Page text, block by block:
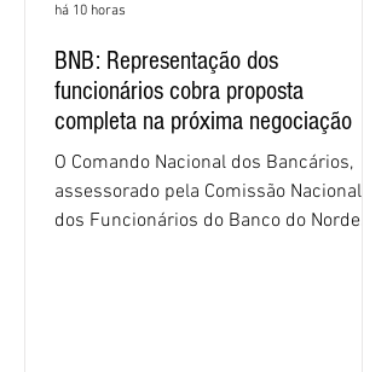
BNB: Representação dos
funcionários cobra proposta
completa na próxima negociação
O Comando Nacional dos Bancários,
assessorado pela Comissão Nacional
dos Funcionários do Banco do Nordeste
há 10 horas